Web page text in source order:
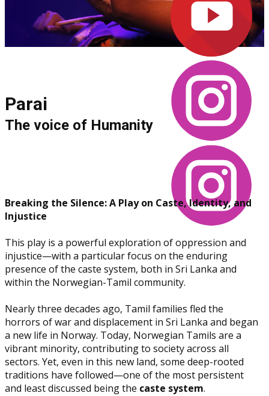
Parai
The voice of Humanity
Breaking the Silence: A Play on Caste, Identity, and
Injustice
This play is a powerful exploration of oppression and
injustice—with a particular focus on the enduring
presence of the caste system, both in Sri Lanka and
within the Norwegian-Tamil community.
Nearly three decades ago, Tamil families fled the
horrors of war and displacement in Sri Lanka and began
a new life in Norway. Today, Norwegian Tamils are a
vibrant minority, contributing to society across all
sectors. Yet, even in this new land, some deep-rooted
traditions have followed—one of the most persistent
and least discussed being the caste system.